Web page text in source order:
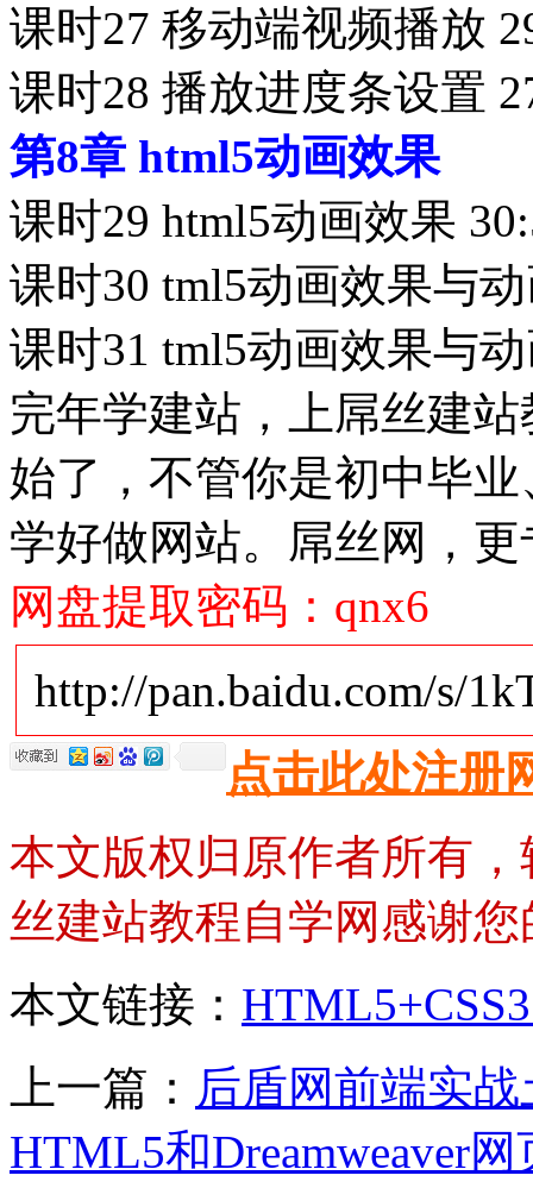
课时27 移动端视频播放
课时28 播放进度条设置
第8章 html5动画效果
课时29 html5动画效果
课时30 tml5动画效果与
课时31 tml5动画效果与
完年学建站，上屌丝建
始了，不管你是初中毕
学好做网站。屌丝网，
网盘提取密码：qnx6
http://pan.baidu.com/s/
点击此处注册
本文版权归原作者所有
丝建站教程自学网感谢
本文链接：
上一篇： 后盾网前端实
HTML5和Dreamweaver